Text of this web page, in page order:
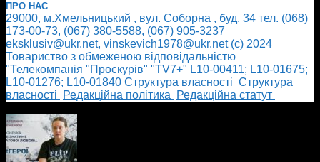
ПРО НАС
29000, м.Хмельницький , вул. Соборна , буд. 34 тел. (068)
173-00-73, (067) 380-5588, (067) 905-3237
eksklusiv@ukr.net, vinskevich1978@ukr.net (с) 2024
Товариство з обмеженою відповідальністю
"Телекомпанія "Проскурів" "TV7+" L10-00411; L10-01675;
L10-01276; L10-01840 Cтруктура власності Cтруктура
власності
Редакційна політика
Редакційна статут